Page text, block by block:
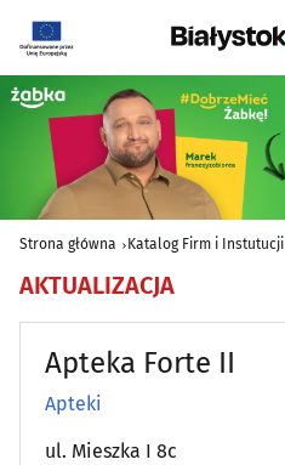
Strona główna Katalog Firm i Instutucji
AKTUALIZACJA
Apteka Forte II
Apteki
ul. Mieszka I 8c